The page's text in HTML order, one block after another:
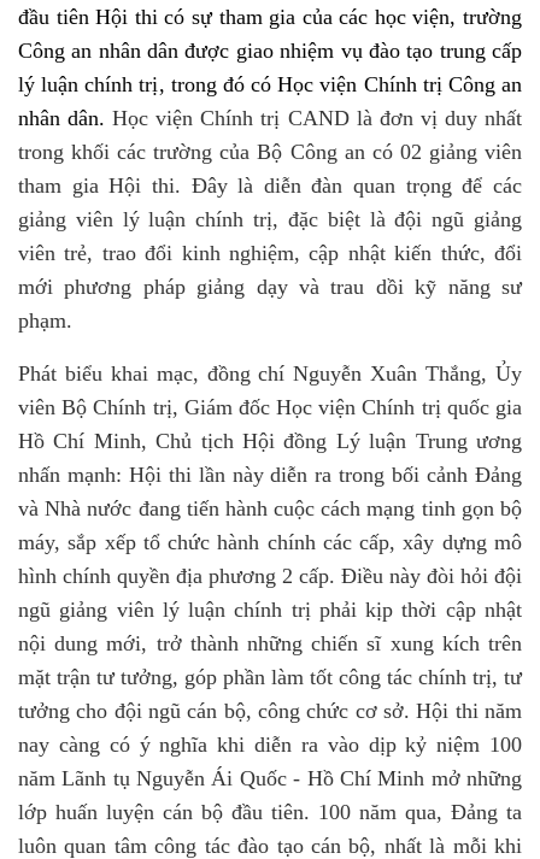
đầu tiên Hội thi có sự tham gia của các học viện, trường
Công an nhân dân được giao nhiệm vụ đào tạo trung cấp
lý luận chính trị, trong đó có Học viện Chính trị Công an
nhân dân.Học viện Chính trị CAND là đơn vị duy nhất
trong khối các trường của Bộ Công an có 02 giảng viên
tham gia Hội thi. Đây là diễn đàn quan trọng để các
giảng viên lý luận chính trị, đặc biệt là đội ngũ giảng
viên trẻ, trao đổi kinh nghiệm, cập nhật kiến thức, đổi
mới phương pháp giảng dạy và trau dồi kỹ năng sư
phạm.
Phát biểu khai mạc, đồng chí Nguyễn Xuân Thắng, Ủy
viên Bộ Chính trị, Giám đốc Học viện Chính trị quốc gia
Hồ Chí Minh, Chủ tịch Hội đồng Lý luận Trung ương
nhấn mạnh: Hội thi lần này diễn ra trong bối cảnh Đảng
và Nhà nước đang tiến hành cuộc cách mạng tinh gọn bộ
máy, sắp xếp tổ chức hành chính các cấp, xây dựng mô
hình chính quyền địa phương 2 cấp. Điều này đòi hỏi đội
ngũ giảng viên lý luận chính trị phải kịp thời cập nhật
nội dung mới, trở thành những chiến sĩ xung kích trên
mặt trận tư tưởng, góp phần làm tốt công tác chính trị, tư
tưởng cho đội ngũ cán bộ, công chức cơ sở. Hội thi năm
nay càng có ý nghĩa khi diễn ra vào dịp kỷ niệm 100
năm Lãnh tụ Nguyễn Ái Quốc - Hồ Chí Minh mở những
lớp huấn luyện cán bộ đầu tiên. 100 năm qua, Đảng ta
luôn quan tâm công tác đào tạo cán bộ, nhất là mỗi khi